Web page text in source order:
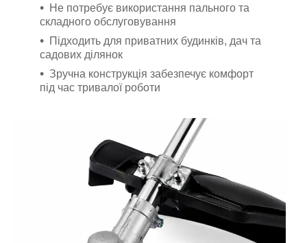
Не потребує використання пального та
складного обслуговування
Підходить для приватних будинків, дач та
садових ділянок
Зручна конструкція забезпечує комфорт
під час тривалої роботи